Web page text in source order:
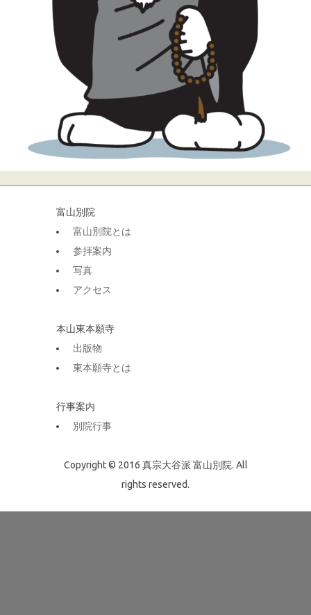
富山別院
富山別院とは
参拝案内
写真
アクセス
本山東本願寺
出版物
東本願寺とは
行事案内
別院行事
Copyright © 2016 真宗大谷派 富山別院. All
rights reserved.